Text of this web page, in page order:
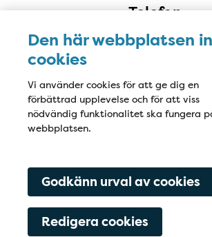
Den här webbplatsen
cookies
Vi använder cookies för att ge dig en
förbättrad upplevelse och för att viss
nödvändig funktionalitet ska fungera
webbplatsen.
Godkänn urval av cookies
Redigera cookies
Telefon
0431-45 03 42
Adress
269 72 Förslöv